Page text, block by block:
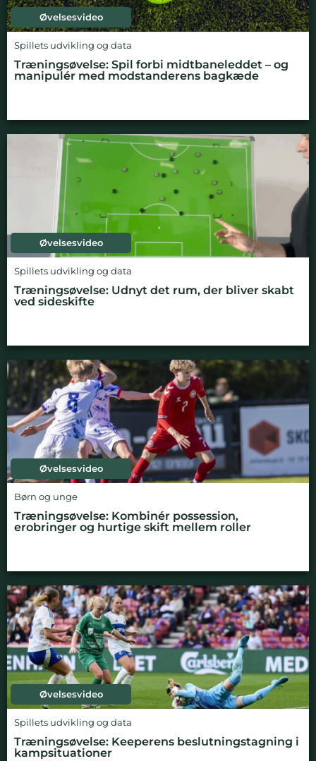
Øvelsesvideo
Spillets udvikling og data
Træningsøvelse: Spil forbi midtbaneleddet – og
manipulér med modstanderens bagkæde
Øvelsesvideo
Spillets udvikling og data
Træningsøvelse: Udnyt det rum, der bliver skabt
ved sideskifte
Øvelsesvideo
Børn og unge
Træningsøvelse: Kombinér possession,
erobringer og hurtige skift mellem roller
Øvelsesvideo
Spillets udvikling og data
Træningsøvelse: Keeperens beslutningstagning i
kampsituationer